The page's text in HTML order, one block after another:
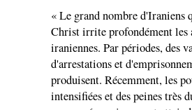
« Le grand nombre d'Iraniens
Christ irrite profondément les
iraniennes. Par périodes, des
d'arrestations et
produisent. Récemment, les
intensifiées et des peines très